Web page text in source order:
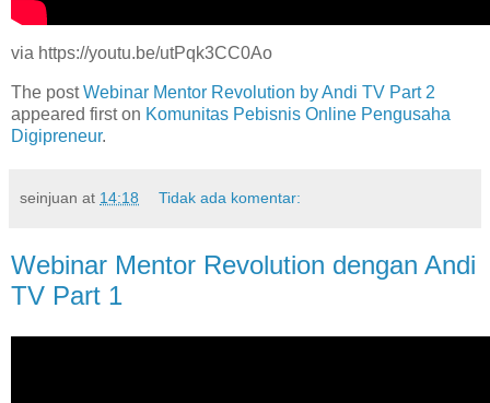
via https://youtu.be/utPqk3CC0Ao
The postWebinar Mentor Revolution by Andi TV Part 2
appeared first on Komunitas Pebisnis Online Pengusaha
Digipreneur.
seinjuan at 14:18 Tidak ada komentar:
Webinar Mentor Revolution dengan Andi
TV Part 1